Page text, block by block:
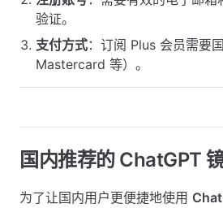
验证。
支付方式：订阅 Plus 会员需要
Mastercard 等）。
国内推荐的 ChatGPT
为了让国内用户更便捷地使用